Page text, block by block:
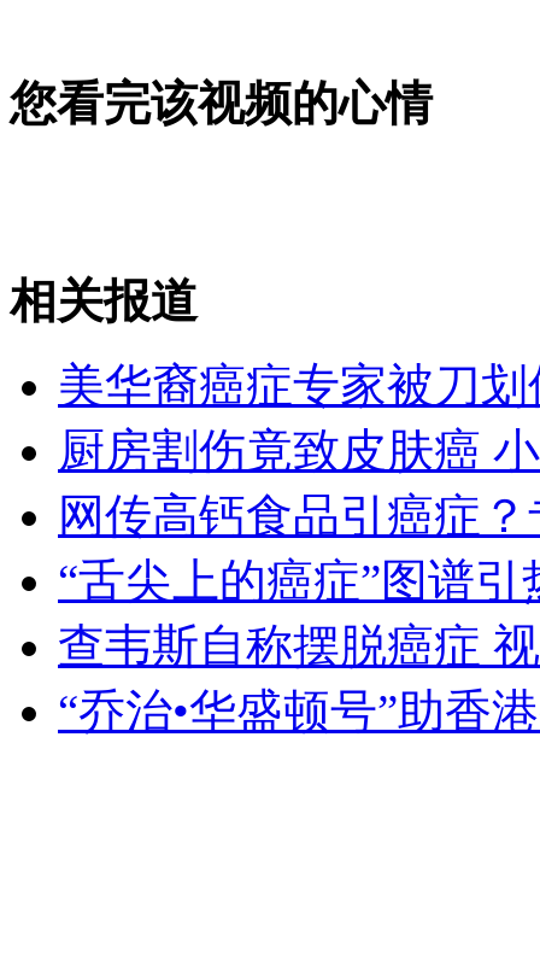
女孩北京地铁殴打老人 痛下狠手拳打脚踢
外交部：有关国家言论片面不公正
安徽一实载49人客车翻车
走！跟着总书记去植树
消防员救轻生者 花炮节热闹非凡 减压"枕头大战"
您看完该视频的心情
相关报道
美华裔癌症专家被刀
厨房割伤竟致皮肤癌
网传高钙食品引癌症
“舌尖上的癌症”图谱引
查韦斯自称摆脱癌症
“乔治•华盛顿号”助香